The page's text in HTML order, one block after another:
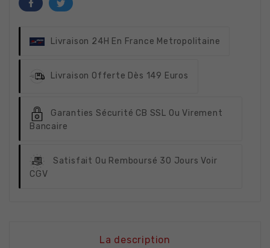
Livraison 24H En France Metropolitaine
Livraison Offerte Dès 149 Euros
Garanties Sécurité CB SSL Ou Virement
Bancaire
Satisfait Ou Remboursé 30 Jours Voir
CGV
La description